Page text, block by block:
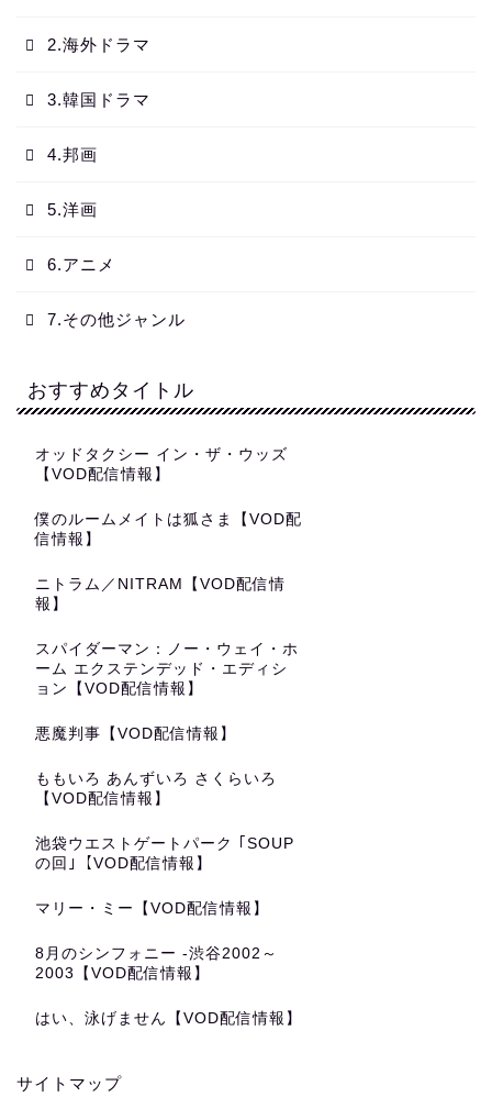
2.海外ドラマ
3.韓国ドラマ
4.邦画
5.洋画
6.アニメ
7.その他ジャンル
おすすめタイトル
オッドタクシー イン・ザ・ウッズ
【VOD配信情報】
僕のルームメイトは狐さま【VOD配
信情報】
ニトラム／NITRAM【VOD配信情
報】
スパイダーマン：ノー・ウェイ・ホ
ーム エクステンデッド・エディシ
ョン【VOD配信情報】
悪魔判事【VOD配信情報】
ももいろ あんずいろ さくらいろ
【VOD配信情報】
池袋ウエストゲートパーク ｢SOUP
の回｣【VOD配信情報】
マリー・ミー【VOD配信情報】
8月のシンフォニー -渋谷2002～
2003【VOD配信情報】
はい、泳げません【VOD配信情報】
サイトマップ